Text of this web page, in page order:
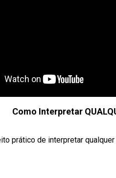
Como Interpretar
prático de interpretar